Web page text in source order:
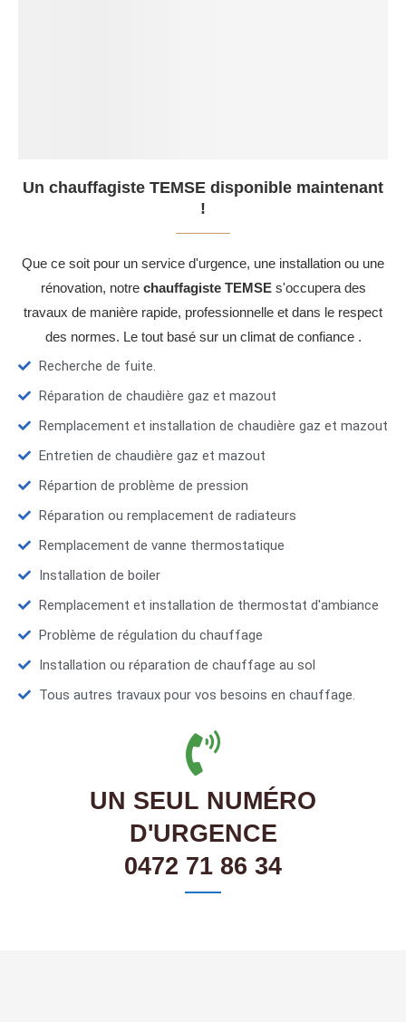
Un chauffagiste TEMSE disponible maintenant
!
Que ce soit pour un service d'urgence, une installation ou une
rénovation, notre chauffagiste TEMSEs'occupera des
travaux de manière rapide, professionnelle et dans le respect
des normes. Le tout basé sur un climat de confiance .
Recherche de fuite.
Réparation de chaudière gaz et mazout
Remplacement et installation de chaudière gaz et mazout
Entretien de chaudière gaz et mazout
Répartion de problème de pression
Réparation ou remplacement de radiateurs
Remplacement de vanne thermostatique
Installation de boiler
Remplacement et installation de thermostat d'ambiance
Problème de régulation du chauffage
Installation ou réparation de chauffage au sol
Tous autres travaux pour vos besoins en chauffage.
UN SEUL NUMÉRO
D'URGENCE
0472 71 86 34